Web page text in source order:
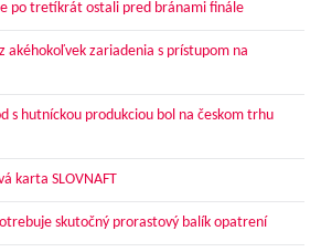
po tretíkrát ostali pred bránami finále
akéhokoľvek zariadenia s prístupom na
s hutníckou produkciou bol na českom trhu
karta SLOVNAFT
skutočný prorastový balík opatrení